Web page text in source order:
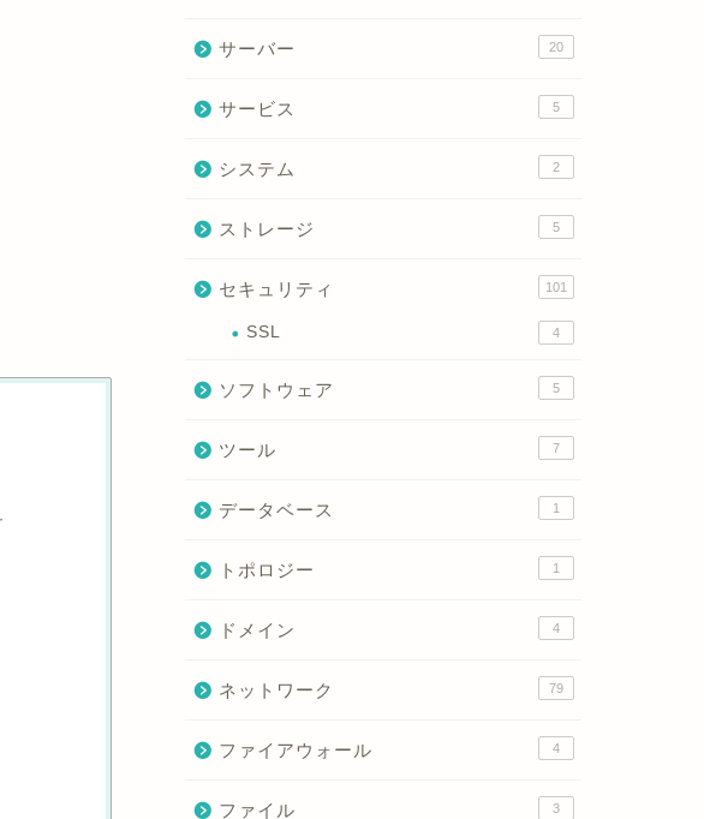
サーバー 20
サービス 5
システム 2
ストレージ 5
セキュリティ 101
SSL 4
ソフトウェア 5
ツール 7
データベース 1
トポロジー 1
ドメイン 4
ネットワーク 79
ファイアウォール 4
ファイル 3